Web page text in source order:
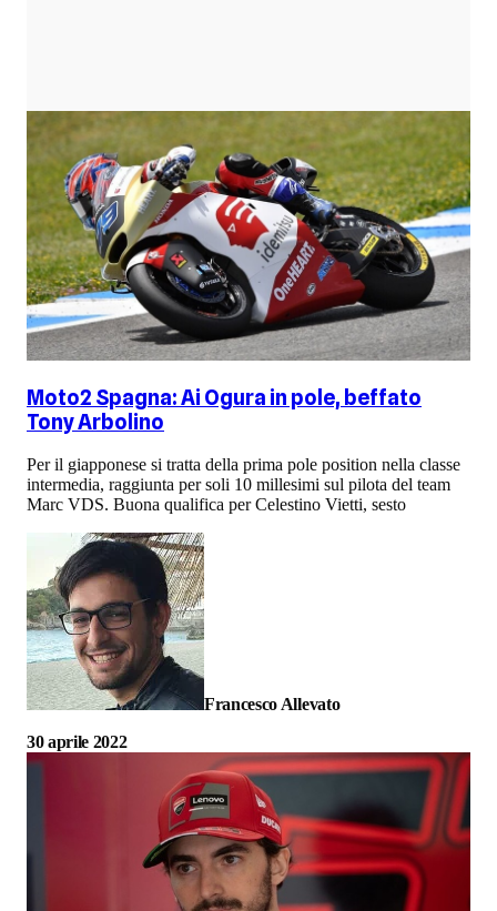
Moto2 Spagna: Ai Ogura in pole, beffato
Tony Arbolino
Per il giapponese si tratta della prima pole position nella classe
intermedia, raggiunta per soli 10 millesimi sul pilota del team
Marc VDS. Buona qualifica per Celestino Vietti, sesto
Francesco Allevato
30 aprile 2022